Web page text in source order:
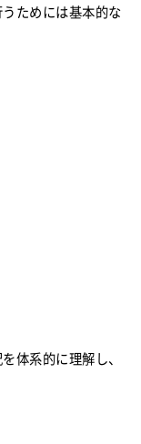
ためには基本的な
体系的に理解し、